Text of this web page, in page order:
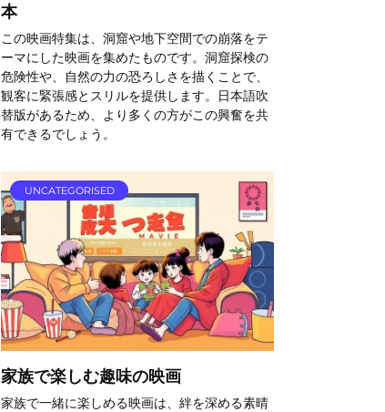
本
この映画特集は、洞窟や地下空間での崩落をテ
ーマにした映画を集めたものです。洞窟探検の
危険性や、自然の力の恐ろしさを描くことで、
観客に緊張感とスリルを提供します。日本語吹
替版があるため、より多くの方がこの興奮を共
有できるでしょう。
UNCATEGORISED
家族で楽しむ趣味の映画
家族で一緒に楽しめる映画は、絆を深める素晴